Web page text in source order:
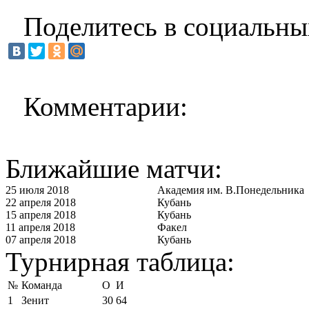
Поделитесь в
Комментарии:
Ближайшие матчи:
25 июля 2018
Академия им. В.Понедельника
22 апреля 2018
Кубань
15 апреля 2018
Кубань
11 апреля 2018
Факел
07 апреля 2018
Кубань
Турнирная таблица:
№ Команда О И
1
Зенит 30 64